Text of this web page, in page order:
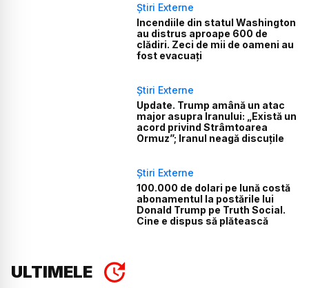
Știri Externe
Incendiile din statul Washington
au distrus aproape 600 de
clădiri. Zeci de mii de oameni au
fost evacuați
Știri Externe
Update. Trump amână un atac
major asupra Iranului: „Există un
acord privind Strâmtoarea
Ormuz”; Iranul neagă discuțile
Știri Externe
100.000 de dolari pe lună costă
abonamentul la postările lui
Donald Trump pe Truth Social.
Cine e dispus să plătească
ULTIMELE